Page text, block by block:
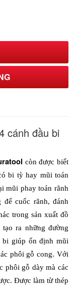
cánh đầu bi
còn được biết
bi tỳ hay mũi toán
mũi phay toán rãnh
cuốc rãnh, đánh
trong sản xuất đồ
ra những đường
bi giúp ổn định mũi
phôi gỗ cong. Với
phôi gỗ dày mà các
Được làm từ thép